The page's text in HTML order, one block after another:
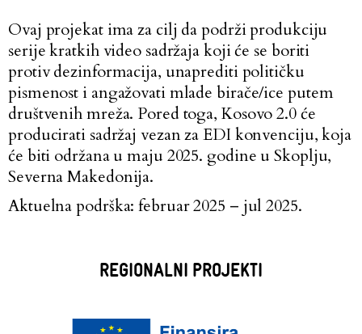
Ovaj projekat ima za cilj da podrži produkciju
serije kratkih video sadržaja koji će se boriti
protiv dezinformacija, unaprediti političku
pismenost i angažovati mlade birače/ice putem
društvenih mreža. Pored toga, Kosovo 2.0 će
producirati sadržaj vezan za EDI konvenciju, koja
će biti održana u maju 2025. godine u Skoplju,
Severna Makedonija.
Aktuelna podrška: februar 2025 – jul 2025.
REGIONALNI PROJEKTI